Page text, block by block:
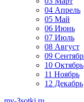
04 Апрель
05 Май
06 Июнь
07 Июль
08 Август
09
10 Октябрь
11 Ноябрь
12 Декабрь